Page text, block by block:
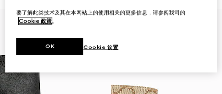
要了解此类技术及其在本网站上的使用相关的更多信息，请参阅我司的
Cookie 政策。
Cookie 设置
OK